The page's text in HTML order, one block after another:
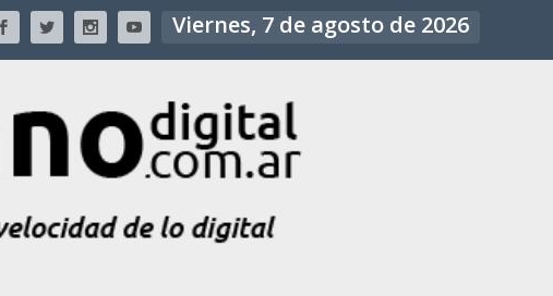
Viernes, 7 de agosto de 2026